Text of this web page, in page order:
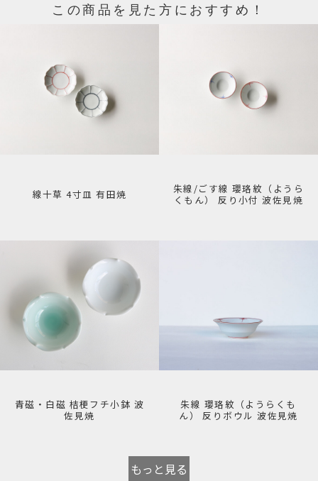
この商品を見た方におすすめ！
線十草 4寸皿 有田焼
朱線/ごす線 瓔珞紋（ようら
くもん） 反り小付 波佐見焼
青磁・白磁 桔梗フチ小鉢 波
佐見焼
朱線 瓔珞紋（ようらくも
ん） 反りボウル 波佐見焼
もっと見る